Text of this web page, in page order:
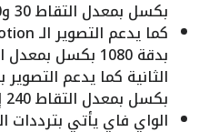
بكسل بمعدل التقاط 30 و60 إطار في الثانية.
بكسل بمعدل التقاط 240 إطار في الثانية.